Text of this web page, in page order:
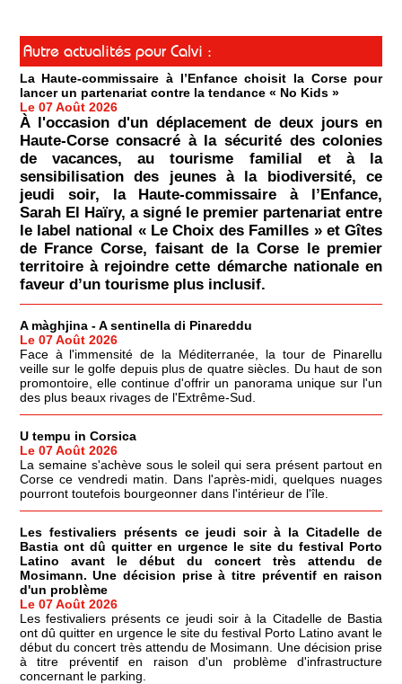
Autre actualités pour Calvi :
La Haute-commissaire à l’Enfance choisit la Corse pour
lancer un partenariat contre la tendance « No Kids »
Le 07 Août 2026
À l'occasion d'un déplacement de deux jours en
Haute-Corse consacré à la sécurité des colonies
de vacances, au tourisme familial et à la
sensibilisation des jeunes à la biodiversité, ce
jeudi soir, la Haute-commissaire à l’Enfance,
Sarah El Haïry, a signé le premier partenariat entre
le label national « Le Choix des Familles » et Gîtes
de France Corse, faisant de la Corse le premier
territoire à rejoindre cette démarche nationale en
faveur d’un tourisme plus inclusif.
A màghjina - A sentinella di Pinareddu
Le 07 Août 2026
Face à l'immensité de la Méditerranée, la tour de Pinarellu
veille sur le golfe depuis plus de quatre siècles. Du haut de son
promontoire, elle continue d'offrir un panorama unique sur l'un
des plus beaux rivages de l'Extrême-Sud.
U tempu in Corsica
Le 07 Août 2026
La semaine s'achève sous le soleil qui sera présent partout en
Corse ce vendredi matin. Dans l'après-midi, quelques nuages
pourront toutefois bourgeonner dans l'intérieur de l'île.
Les festivaliers présents ce jeudi soir à la Citadelle de
Bastia ont dû quitter en urgence le site du festival Porto
Latino avant le début du concert très attendu de
Mosimann. Une décision prise à titre préventif en raison
d'un problème
Le 07 Août 2026
Les festivaliers présents ce jeudi soir à la Citadelle de Bastia
ont dû quitter en urgence le site du festival Porto Latino avant le
début du concert très attendu de Mosimann. Une décision prise
à titre préventif en raison d'un problème d'infrastructure
concernant le parking.